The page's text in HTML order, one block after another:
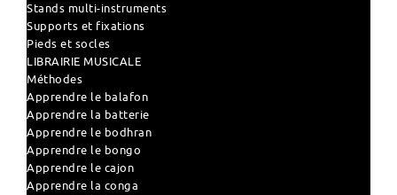
Stands multi-instruments
Supports et fixations
Pieds et socles
LIBRAIRIE MUSICALE
Méthodes
Apprendre le balafon
Apprendre la batterie
Apprendre le bodhran
Apprendre le bongo
Apprendre le cajon
Apprendre la conga